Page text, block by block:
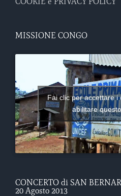
MISSIONE CONGO
Fai clic per accettare i
abilitare
CONCERTO di SAN
20 Agosto 2013